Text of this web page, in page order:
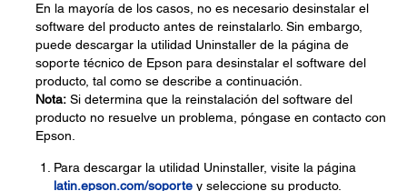
En la mayoría de los casos, no es necesario desinstalar el
software del producto antes de reinstalarlo. Sin embargo,
puede descargar la utilidad Uninstaller de la página de
soporte técnico de Epson para desinstalar el software del
producto, tal como se describe a continuación.
Nota: Si determina que la reinstalación del software del
producto no resuelve un problema, póngase en contacto con
Epson.
Para descargar la utilidad Uninstaller, visite la página
latin.epson.com/soporte y seleccione su producto.